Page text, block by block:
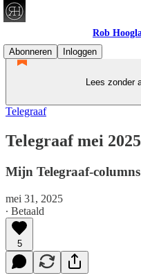
Rob
Abonneren
Inloggen
Lees zonder
Telegraaf
Telegraaf mei 2025
Mijn Telegraaf-
mei 31, 2025
∙ Betaald
5